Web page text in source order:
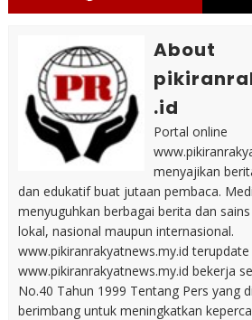
About
.id
Portal online
menyajikan
dan edukatif buat jutaan pembaca.
menyuguhkan berbagai berita dan
lokal, nasional maupun internasional.
www.pikiranrakyatnews.my.id
www.pikiranrakyatnews.my.id bekerja
No.40 Tahun 1999 Tentang Pers yang
berimbang untuk meningkatkan